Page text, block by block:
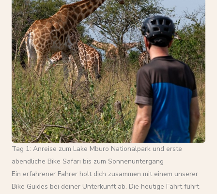
Tag 1: Anreise zum Lake Mburo Nationalpark und erste
abendliche Bike Safari bis zum Sonnenuntergang
Ein erfahrener Fahrer holt dich zusammen mit einem unserer
Bike Guides bei deiner Unterkunft ab. Die heutige Fahrt führt